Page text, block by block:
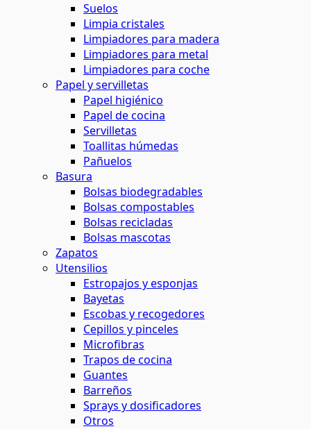
Suelos
Limpia cristales
Limpiadores para madera
Limpiadores para metal
Limpiadores para coche
Papel y servilletas
Papel higiénico
Papel de cocina
Servilletas
Toallitas húmedas
Pañuelos
Basura
Bolsas biodegradables
Bolsas compostables
Bolsas recicladas
Bolsas mascotas
Zapatos
Utensilios
Estropajos y esponjas
Bayetas
Escobas y recogedores
Cepillos y pinceles
Microfibras
Trapos de cocina
Guantes
Barreños
Sprays y dosificadores
Otros